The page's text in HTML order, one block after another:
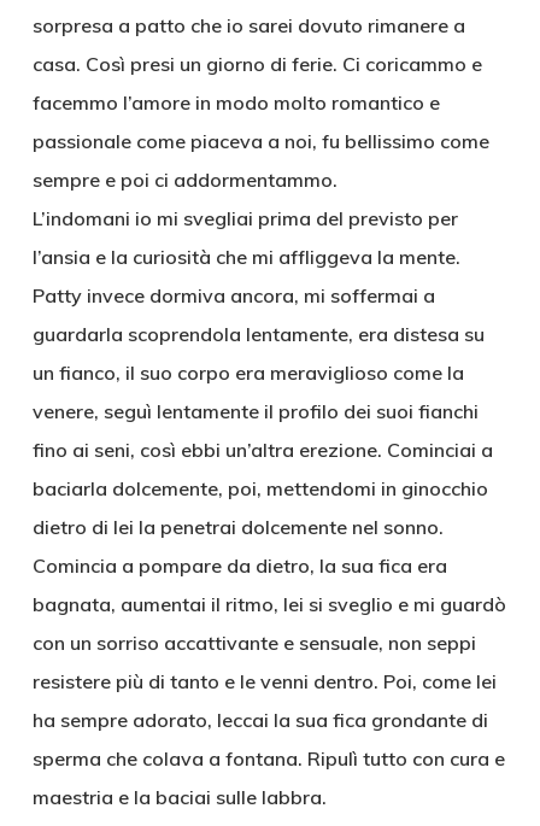
sorpresa a patto che io sarei dovuto rimanere a
casa. Così presi un giorno di ferie. Ci coricammo e
facemmo l’amore in modo molto romantico e
passionale come piaceva a noi, fu bellissimo come
sempre e poi ci addormentammo.
L’indomani io mi svegliai prima del previsto per
l’ansia e la curiosità che mi affliggeva la mente.
Patty invece dormiva ancora, mi soffermai a
guardarla scoprendola lentamente, era distesa su
un fianco, il suo corpo era meraviglioso come la
venere, seguì lentamente il profilo dei suoi fianchi
fino ai seni, così ebbi un’altra erezione. Cominciai a
baciarla dolcemente, poi, mettendomi in ginocchio
dietro di lei la penetrai dolcemente nel sonno.
Comincia a pompare da dietro, la sua fica era
bagnata, aumentai il ritmo, lei si sveglio e mi guardò
con un sorriso accattivante e sensuale, non seppi
resistere più di tanto e le venni dentro. Poi, come lei
ha sempre adorato, leccai la sua fica grondante di
sperma che colava a fontana. Ripulì tutto con cura e
maestria e la baciai sulle labbra.